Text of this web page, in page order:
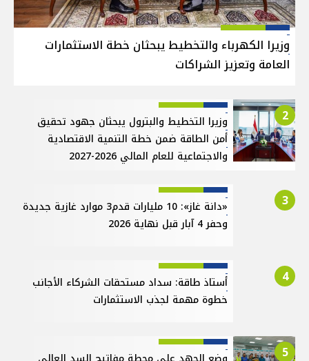
وزيرا الكهرباء والتخطيط يبحثان خطة الاستثمارات
العامة وتعزيز الشراكات
2
وزيرا التخطيط والبترول يبحثان جهود تحقيق
أمن الطاقة ضمن خطة التنمية الاقتصادية
والاجتماعية للعام المالي 2026-2027
3
«دانة غاز»: 10 مليارات قدم3 موارد غازية جديدة
وحفر 4 آبار قبل نهاية 2026
4
أستاذ طاقة: سداد مستحقات الشركاء الأجانب
خطوة مهمة لجذب الاستثمارات
5